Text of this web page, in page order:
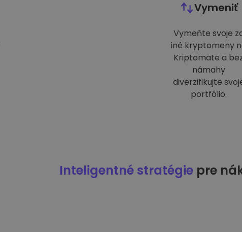
Vymeniť
Vymeňte svoje
iné kryptomeny
Kriptomate a
námahy
diverzifikujte
portfólio.
Inteligentné stratégie pre